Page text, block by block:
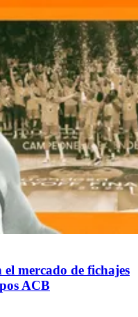
mercado de fichajes
ACB